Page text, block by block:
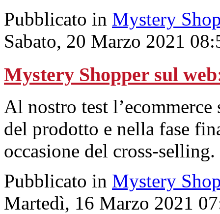
Pubblicato in Mystery
Sabato, 20 Marzo 2021
Mystery Shopper sul
Al nostro test
del prodotto e nella fase
occasione del cross-selling.
Pubblicato in Mystery
Martedì, 16 Marzo 2021